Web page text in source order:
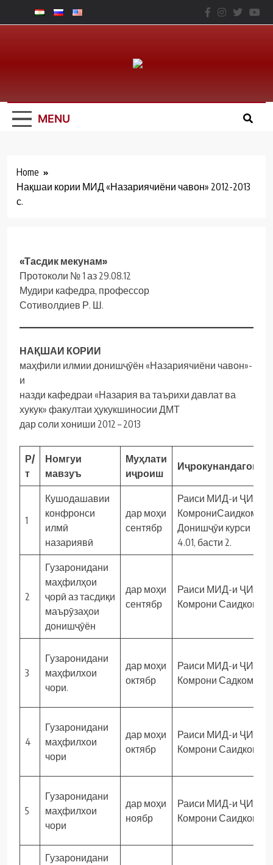
to
Юридический
Факальтет – ТНУ
MENU
Home
Нақшаи кории МИД «Назариячиёни чавон» 2012-2013
с.
«Тасдик мекунам»
Протоколи № 1 аз 29.08.12
Мудири кафедра, профессор
Сотиволдиев Р. Ш.
НАҚШАИ КОРИИ
маҳфили илмии донишҷӯён «Назариячиёни чавон»-
и
назди кафедраи «Назария ва таърихи давлат ва
хукук» факултаи ҳукукшиносии ДМТ
дар соли хониши 2012 – 2013
Р/
т
Номгуи
мавзуъ
Муҳлати
иҷроиш
Иҷрокунандагон
1
Кушодашавии
конфронси
илмӣ
назариявӣ
дар моҳи
сентябр
Раиси МИД-и ҶИД
КомрониСаидкомил,
Донишҷӯи курси
4.01, басти 2.
2
Гузаронидани
маҳфилҳои
ҷорӣ аз тасдиқи
маърӯзаҳои
донишҷӯён
дар моҳи
сентябр
Раиси МИД-и ҶИД
Комрони Саидкомил
3
Гузаронидани
маҳфилхои
чори.
дар моҳи
октябр
Раиси МИД-и ҶИД
Комрони Садкомил
4
Гузаронидани
маҳфилхои
чори
дар моҳи
октябр
Раиси МИД-и ҶИД
Комрони Саидкомил
5
Гузаронидани
маҳфилхои
чори
дар моҳи
ноябр
Раиси МИД-и ҶИД
Комрони Саидкомил
Гузаронидани